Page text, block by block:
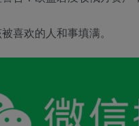
喜欢的人和事填满。